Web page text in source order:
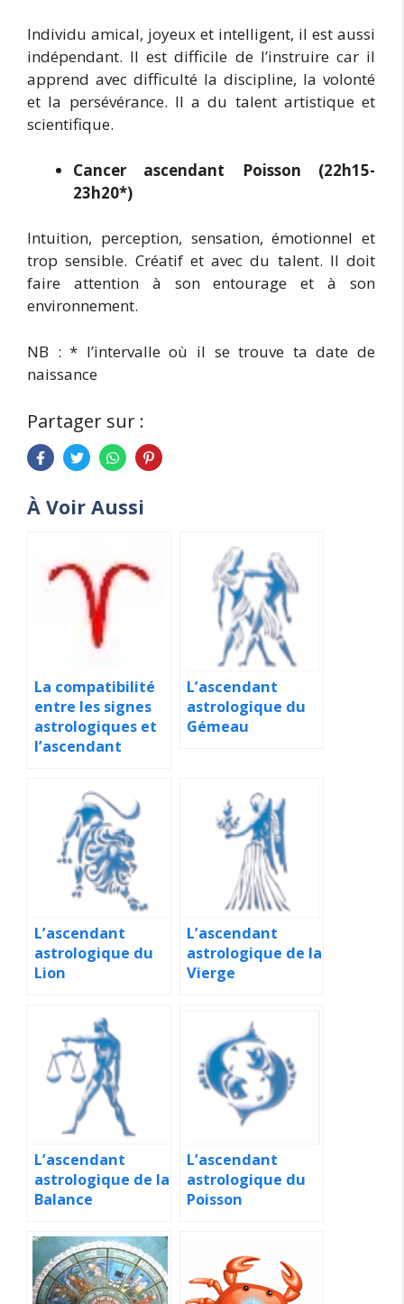
Individu amical, joyeux et intelligent, il est aussi
indépendant. Il est difficile de l’instruire car il
apprend avec difficulté la discipline, la volonté
et la persévérance. Il a du talent artistique et
scientifique.
Cancer ascendant Poisson (22h15-
23h20*)
Intuition, perception, sensation, émotionnel et
trop sensible. Créatif et avec du talent. Il doit
faire attention à son entourage et à son
environnement.
NB : * l’intervalle où il se trouve ta date de
naissance
Partager sur :
À Voir Aussi
La compatibilité
entre les signes
astrologiques et
l’ascendant
L’ascendant
astrologique du
Gémeau
L’ascendant
astrologique du
Lion
L’ascendant
astrologique de la
Vierge
L’ascendant
astrologique de la
Balance
L’ascendant
astrologique du
Poisson